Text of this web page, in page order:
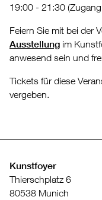
19:00 - 21:30
Feiern Sie mit bei der
Ausstellung im
anwesend sein und
Tickets für diese
vergeben.
Kunstfoyer
Thierschplatz 6
80538 Munich